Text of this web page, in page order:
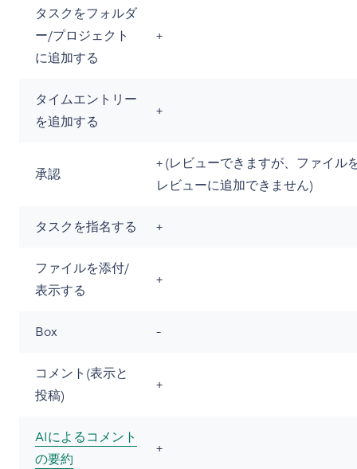
タスクをフォルダ
ー/プロジェクト
に追加する
+
タイムエントリー
を追加する
+
承認
+ (レビューできますが、ファイル
レビューに追加できません)
タスクを指名する +
ファイルを添付/
表示する
+
Box -
コメント(表示と
投稿)
+
AIによるコメント
の要約
+